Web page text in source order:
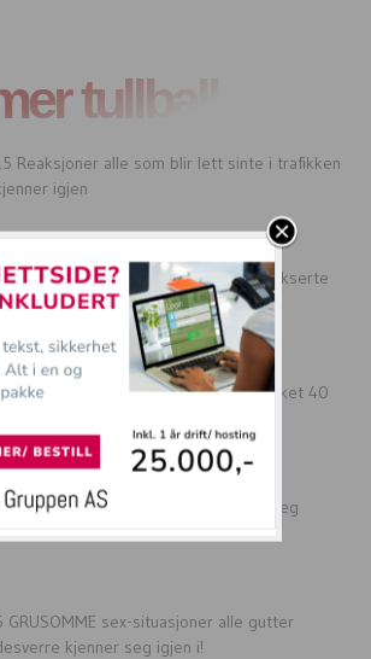
tullball
Reaksjoner alle som blir lett sinte i trafikken
igjen
for nymfomane jenter og penis-fikserte
-Del 2
du den 2-årige babyen som røyket 40
TREND!! Nå skal gutter barbere seg
GRUSOMME sex-situasjoner alle gutter
kjenner seg igjen i!